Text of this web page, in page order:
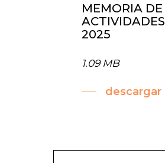
MEMORIA DE
ACTIVIDADES
2025
1.09 MB
descargar